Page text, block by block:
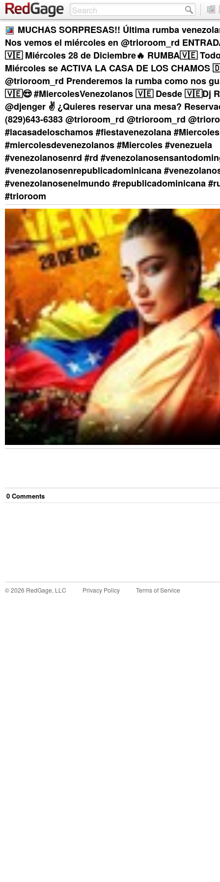
MUCHAS SORPRESAS!! Última rumba
Nos vemos el miércoles en @trioroom_rd
🇻🇪 Miércoles 28 de Diciembre🔥 RUMBA🇻🇪
Miércoles se ACTIVA LA CASA DE LOS
@trioroom_rd Prenderemos la rumba como nos
🇻🇪😍 #MiercolesVenezolanos 🇻🇪 Desde 🇻🇪Dj
@djenger ✌️ ¿Quieres reservar una mesa?
(829)643-6383 @trioroom_rd @trioroom_rd
#lacasadeloschamos #fiestavenezolana
#miercolesdevenezolanos #Miercoles #venezuela
#venezolanosenrd #rd
#venezolanosenrepublicadominicana
#venezolanosenelmundo #republicadominicana
#trioroom
0 Comments
©2026 RedGage, LLC Privacy Policy Terms of Service